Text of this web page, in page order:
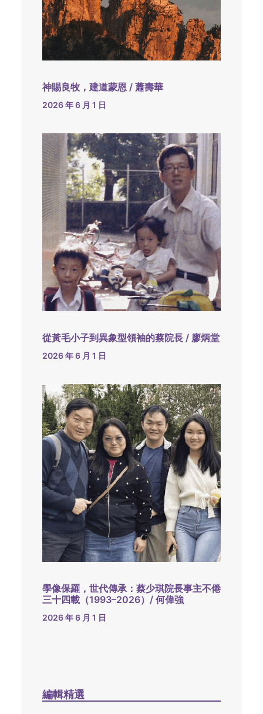
神賜良牧，建道蒙恩 / 蕭壽華
2026 年 6 月 1 日
從黃毛小子到異象型領袖的蔡院長 / 廖炳堂
2026 年 6 月 1 日
學像保羅，世代傳承：蔡少琪院長事主不倦
三十四載（1993–2026）/ 何偉強
2026 年 6 月 1 日
編輯精選